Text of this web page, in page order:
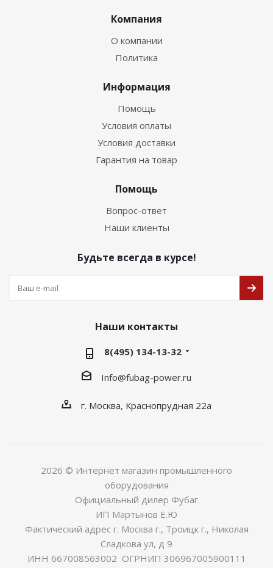
Компания
О компании
Политика
Информация
Помощь
Условия оплаты
Условия доставки
Гарантия на товар
Помощь
Вопрос-ответ
Наши клиенты
Будьте всегда в курсе!
Наши контакты
8(495) 134-13-32
Info@fubag-power.ru
г. Москва, Краснопрудная 22а
2026 © Интернет магазин промышленного
оборудования
Официальный дилер Фубаг
ИП Мартынов Е.Ю
Фактический адрес г. Москва г., Троицк г., Николая
Сладкова ул, д 9
ИНН 667008563002 ОГРНИП 306967005900111